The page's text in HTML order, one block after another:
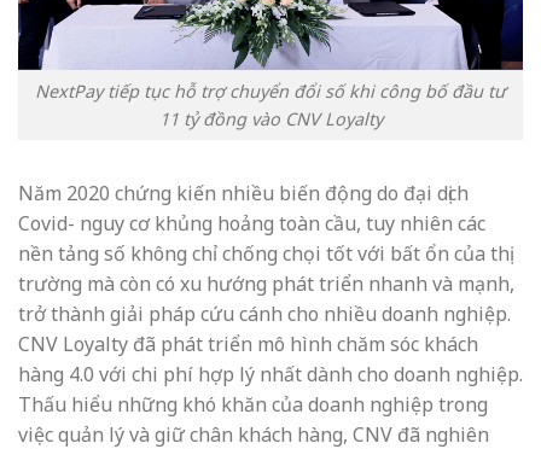
NextPay tiếp tục hỗ trợ chuyển đổi số khi công bố đầu tư
11 tỷ đồng vào CNV Loyalty
Năm 2020 chứng kiến nhiều biến động do đại dịch
Covid- nguy cơ khủng hoảng toàn cầu, tuy nhiên các
nền tảng số không chỉ chống chọi tốt với bất ổn của thị
trường mà còn có xu hướng phát triển nhanh và mạnh,
trở thành giải pháp cứu cánh cho nhiều doanh nghiệp.
CNV Loyalty đã phát triển mô hình chăm sóc khách
hàng 4.0 với chi phí hợp lý nhất dành cho doanh nghiệp.
Thấu hiểu những khó khăn của doanh nghiệp trong
việc quản lý và giữ chân khách hàng, CNV đã nghiên